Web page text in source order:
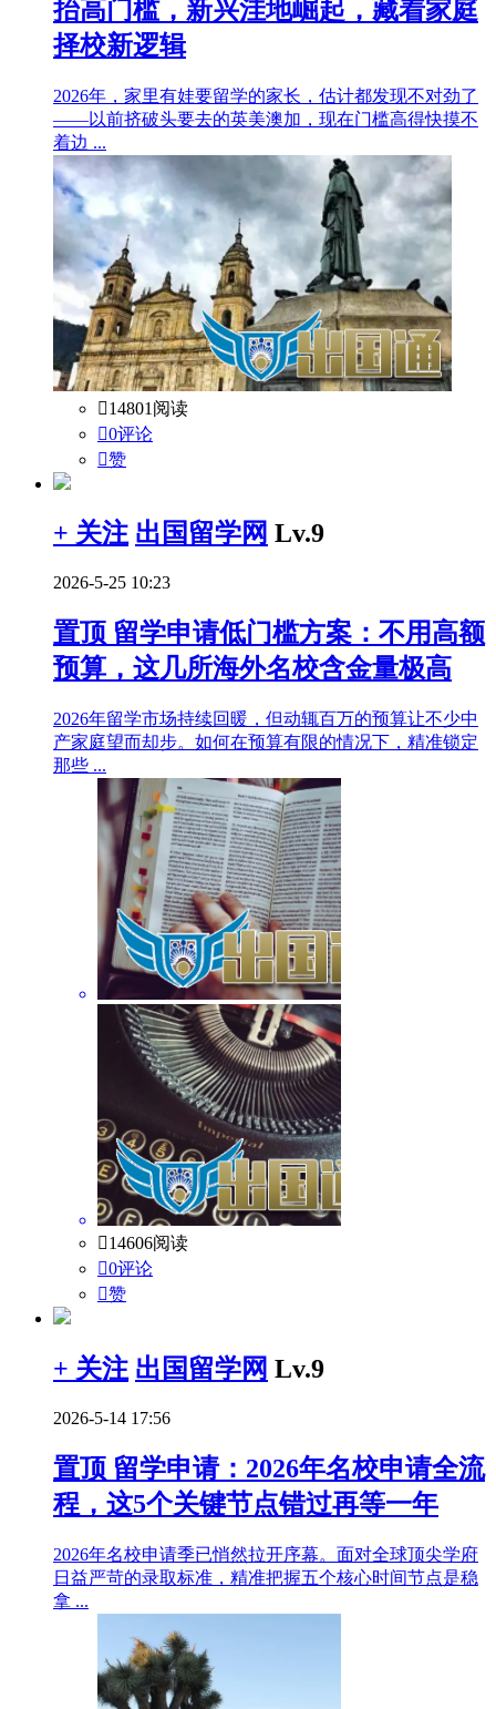
抬高门槛，新兴洼地崛起，藏着家庭
择校新逻辑
2026年，家里有娃要留学的家长，估计都发现不对劲了
——以前挤破头要去的英美澳加，现在门槛高得快摸不
着边 ...
14801阅读
0评论
赞
+ 关注 出国留学网 Lv.9
2026-5-25 10:23
置顶 留学申请低门槛方案：不用高额
预算，这几所海外名校含金量极高
2026年留学市场持续回暖，但动辄百万的预算让不少中
产家庭望而却步。如何在预算有限的情况下，精准锁定
那些 ...
14606阅读
0评论
赞
+ 关注 出国留学网 Lv.9
2026-5-14 17:56
置顶 留学申请：2026年名校申请全流
程，这5个关键节点错过再等一年
2026年名校申请季已悄然拉开序幕。面对全球顶尖学府
日益严苛的录取标准，精准把握五个核心时间节点是稳
拿 ...